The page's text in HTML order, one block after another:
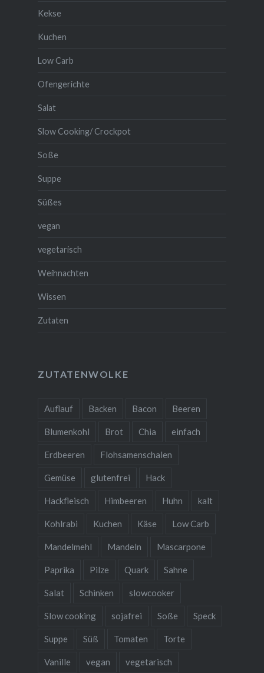
Kekse
Kuchen
Low Carb
Ofengerichte
Salat
Slow Cooking/ Crockpot
Soße
Suppe
Süßes
vegan
vegetarisch
Weihnachten
Wissen
Zutaten
ZUTATENWOLKE
Auflauf Backen Bacon Beeren
Blumenkohl Brot Chia einfach
Erdbeeren Flohsamenschalen
Gemüse glutenfrei Hack
Hackfleisch Himbeeren Huhn kalt
Kohlrabi Kuchen Käse Low Carb
Mandelmehl Mandeln Mascarpone
Paprika Pilze Quark Sahne
Salat Schinken slowcooker
Slow cooking sojafrei Soße Speck
Suppe Süß Tomaten Torte
Vanille vegan vegetarisch